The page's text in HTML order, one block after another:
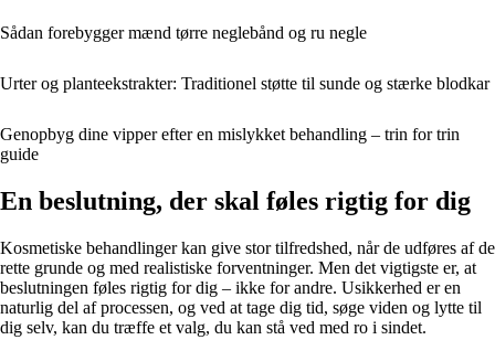
Sådan forebygger mænd tørre neglebånd og ru negle
Urter og planteekstrakter: Traditionel støtte til sunde og stærke blodkar
Genopbyg dine vipper efter en mislykket behandling – trin for trin
guide
En beslutning, der skal føles rigtig for dig
Kosmetiske behandlinger kan give stor tilfredshed, når de udføres af de
rette grunde og med realistiske forventninger. Men det vigtigste er, at
beslutningen føles rigtig for dig – ikke for andre. Usikkerhed er en
naturlig del af processen, og ved at tage dig tid, søge viden og lytte til
dig selv, kan du træffe et valg, du kan stå ved med ro i sindet.